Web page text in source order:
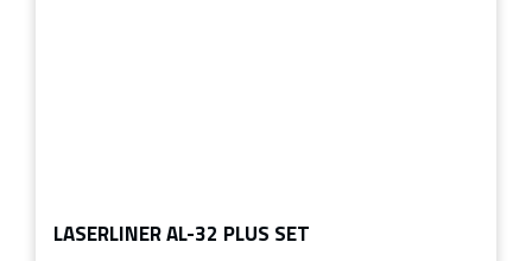
LASERLINER AL-32 PLUS SET